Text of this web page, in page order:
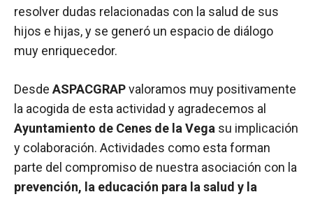
resolver dudas relacionadas con la salud de sus
hijos e hijas, y se generó un espacio de diálogo
muy enriquecedor.
Desde ASPACGRAPvaloramos muy positivamente
la acogida de esta actividad y agradecemos al
Ayuntamiento de Cenes de la Vega su implicación
y colaboración. Actividades como esta forman
parte del compromiso de nuestra asociación con la
prevención, la educación para la salud y la